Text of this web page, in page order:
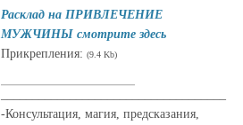
Расклад на ПРИВЛЕЧЕНИЕ
МУЖЧИНЫ смотрите здесь
Прикрепления: (9.4 Kb)
-Консультация, магия, предсказания,